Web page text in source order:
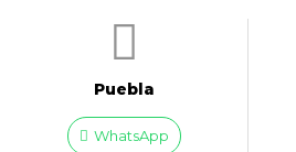
Puebla
WhatsApp